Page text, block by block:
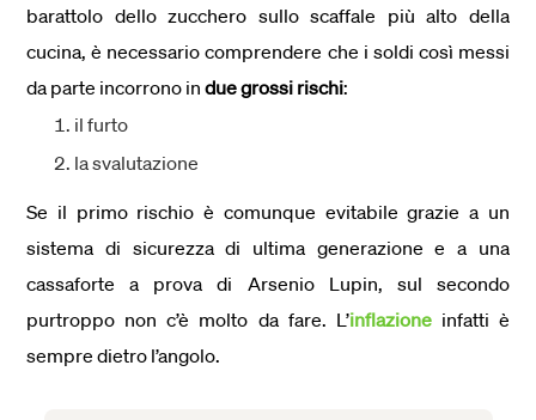
barattolo dello zucchero sullo scaffale più alto della
cucina, è necessario comprendere che i soldi così messi
da parte incorrono indue grossi rischi:
il furto
la svalutazione
Se il primo rischio è comunque evitabile grazie a un
sistema di sicurezza di ultima generazione e a una
cassaforte a prova di Arsenio Lupin, sul secondo
purtroppo non c’è molto da fare. L’inflazione infatti è
sempre dietro l’angolo.